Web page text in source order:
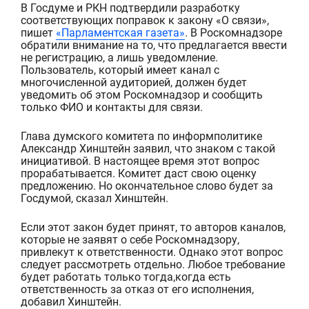
В Госдуме и РКН подтвердили разработку
соответствующих поправок к закону «О связи»,
пишет «Парламентская газета». В Роскомнадзоре
обратили внимание на то, что предлагается ввести
не регистрацию, а лишь уведомление.
Пользователь, который имеет канал с
многочисленной аудиторией, должен будет
уведомить об этом Роскомнадзор и сообщить
только ФИО и контакты для связи.
Глава думского комитета по информполитике
Александр Хинштейн заявил, что знаком с такой
инициативой. В настоящее время этот вопрос
прорабатывается. Комитет даст свою оценку
предложению. Но окончательное слово будет за
Госдумой, сказал Хинштейн.
Если этот закон будет принят, то авторов каналов,
которые не заявято себе Роскомнадзору,
привлекутк ответственности. Однако этотвопрос
следует рассмотреть отдельно. Любое требование
будет работать только тогда,когда есть
ответственность за отказ от его исполнения,
добавил Хинштейн.